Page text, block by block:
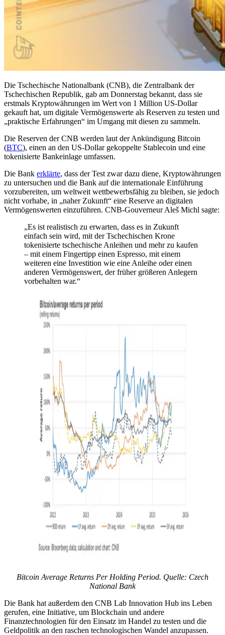
Die Tschechische Nationalbank (CNB), die Zentralbank der
Tschechischen Republik, gab am Donnerstag bekannt, dass sie
erstmals Kryptowährungen im Wert von 1 Million US-Dollar
gekauft hat, um digitale Vermögenswerte als Reserven zu testen und
„praktische Erfahrungen“ im Umgang mit diesen zu sammeln.
Die Reserven der CNB werden laut der Ankündigung Bitcoin
(BTC), einen an den US-Dollar gekoppelte Stablecoin und eine
tokenisierte Bankeinlage umfassen.
Die Bank erklärte, dass der Test zwar dazu diene, Kryptowährungen
zu untersuchen und die Bank auf die internationale Einführung
vorzubereiten, um weltweit wettbewerbsfähig zu bleiben, sie jedoch
nicht vorhabe, in „naher Zukunft“ eine Reserve an digitalen
Vermögenswerten einzuführen. CNB-Gouverneur Aleš Michl sagte:
„Es ist realistisch zu erwarten, dass es in Zukunft
einfach sein wird, mit der Tschechischen Krone
tokenisierte tschechische Anleihen und mehr zu kaufen
– mit einem Fingertipp einen Espresso, mit einem
weiteren eine Investition wie eine Anleihe oder einen
anderen Vermögenswert, der früher größeren Anlegern
vorbehalten war.“
Bitcoin Average Returns Per Holding Period. Quelle: Czech
National Bank
Die Bank hat außerdem den CNB Lab Innovation Hub ins Leben
gerufen, eine Initiative, um Blockchain und andere
Finanztechnologien für den Einsatz im Handel zu testen und die
Geldpolitik an den raschen technologischen Wandel anzupassen.